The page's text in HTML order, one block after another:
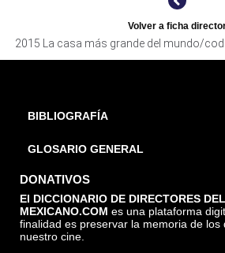
Volver a ficha
2015 La casa más grande del mundo/
BIBLIOGRAFÍA
GLOSARIO GENERAL
DONATIVOS
El DICCIONARIO DE DIRECTORES
MEXICANO.COM es una plataforma
finalidad es preservar la memoria de los
nuestro cine.